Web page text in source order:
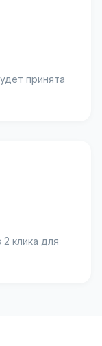
принята
клика для